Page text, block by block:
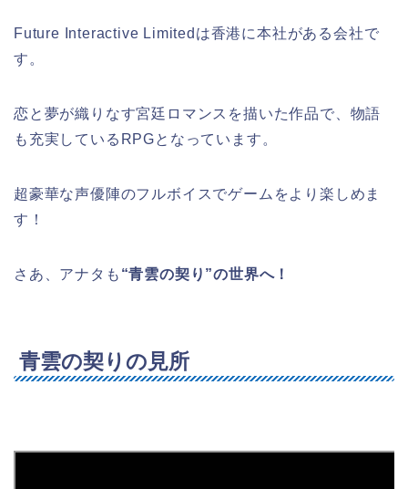
Future Interactive Limitedは香港に本社がある会社で
す。
恋と夢が織りなす宮廷ロマンスを描いた作品で、物語
も充実しているRPGとなっています。
超豪華な声優陣のフルボイスでゲームをより楽しめま
す！
さあ、アナタも “青雲の契り”の世界へ！
青雲の契りの見所